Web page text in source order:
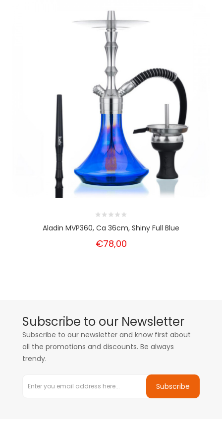
Aladin MVP360, Ca 36cm, Shiny Full Blue
€78,00
Subscribe to our Newsletter
Subscribe to our newsletter and know first about
all the promotions and discounts. Be always
trendy.
Subscribe